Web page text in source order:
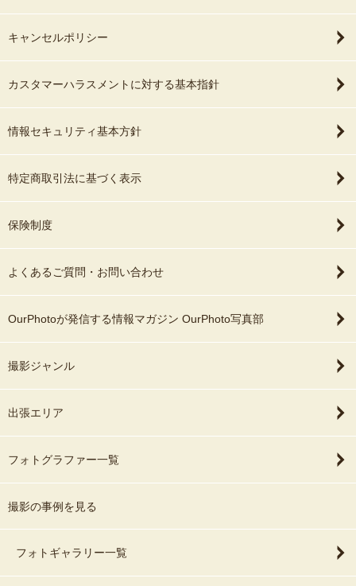
キャンセルポリシー
カスタマーハラスメントに対する基本指針
情報セキュリティ基本方針
特定商取引法に基づく表示
保険制度
よくあるご質問・お問い合わせ
OurPhotoが発信する情報マガジン OurPhoto写真部
撮影ジャンル
出張エリア
フォトグラファー一覧
撮影の事例を見る
フォトギャラリー一覧